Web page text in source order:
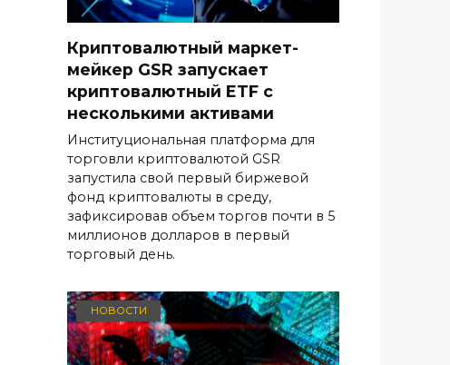
Криптовалютный маркет-
мейкер GSR запускает
криптовалютный ETF с
несколькими активами
Институциональная платформа для
торговли криптовалютой GSR
запустила свой первый биржевой
фонд криптовалюты в среду,
зафиксировав объем торгов почти в 5
миллионов долларов в первый
торговый день.
НОВОСТИ